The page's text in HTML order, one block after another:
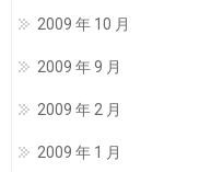
2009 年 10 月
2009 年 9 月
2009 年 2 月
2009 年 1 月